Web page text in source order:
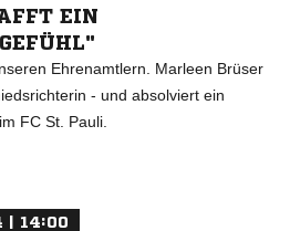
EIN
Ehrenamtlern. Marleen Brüser
- und absolviert ein
FC St. Pauli.
| 14:00